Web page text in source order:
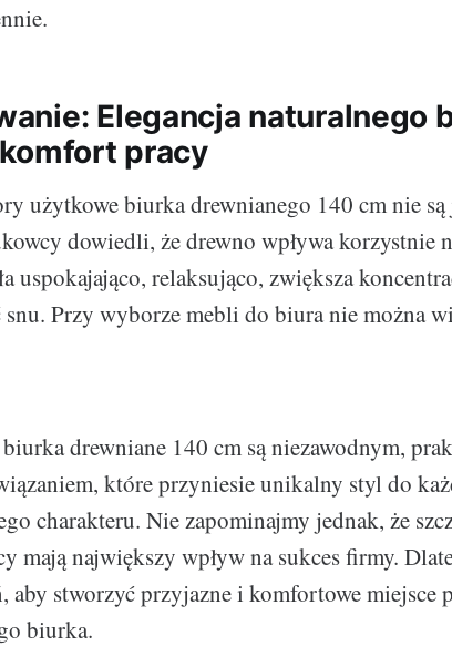
Elegancja naturalnego
pracy
użytkowe biurka drewnianego 140 cm nie
dowiedli, że drewno wpływa korzystnie
uspokajająco, relaksująco, zwiększa
Przy wyborze mebli do biura nie można
drewniane 140 cm są niezawodnym,
które przyniesie unikalny styl do
charakteru. Nie zapominajmy jednak, że
mają największy wpływ na sukces firmy.
aby stworzyć przyjazne i komfortowe miejsce
biurka.